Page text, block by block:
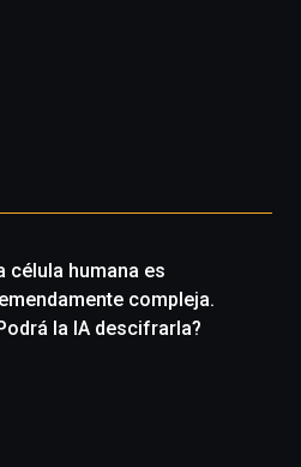
célula humana es
compleja.
la IA descifrarla?